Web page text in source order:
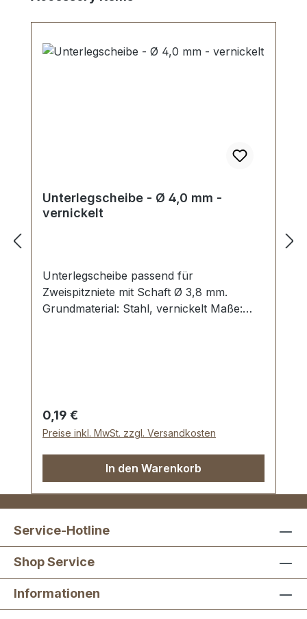
Unterlegscheibe - Ø 4,0 mm -
vernickelt
Unterlegscheibe passend für
Zweispitzniete mit Schaft Ø 3,8 mm.
Grundmaterial: Stahl, vernickelt Maße:
Regulärer Preis:
0,19 €
Preise inkl. MwSt. zzgl. Versandkosten
In den Warenkorb
Service-Hotline
Shop Service
Informationen